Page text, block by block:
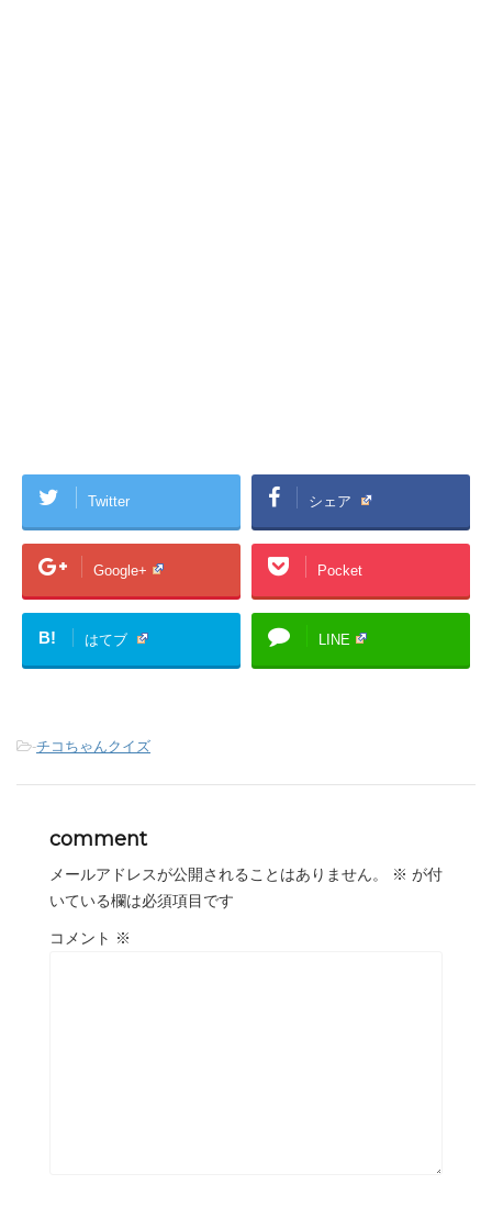
Twitter シェア
Google+ Pocket
B! はてブ LINE
-チコちゃんクイズ
comment
メールアドレスが公開されることはありません。 ※ が付
いている欄は必須項目です
コメント ※